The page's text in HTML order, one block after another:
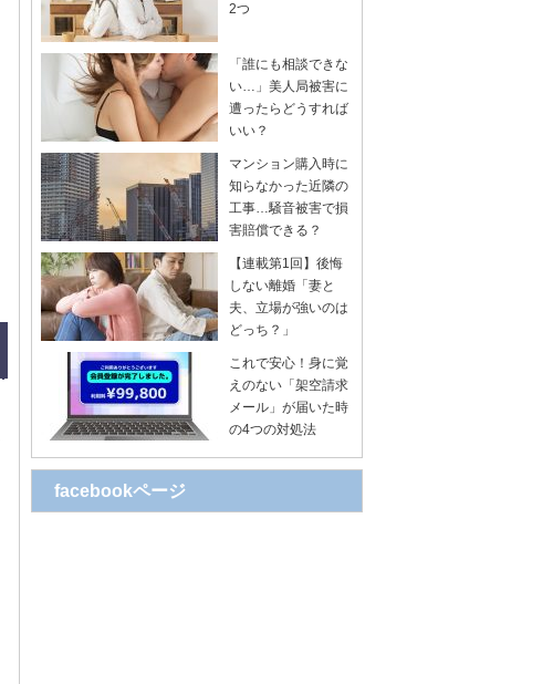
2つ
「誰にも相談できな
い…」美人局被害に
遭ったらどうすれば
いい？
マンション購入時に
知らなかった近隣の
工事…騒音被害で損
害賠償できる？
【連載第1回】後悔
しない離婚「妻と
夫、立場が強いのは
どっち？」
これで安心！身に覚
えのない「架空請求
メール」が届いた時
の4つの対処法
facebookページ